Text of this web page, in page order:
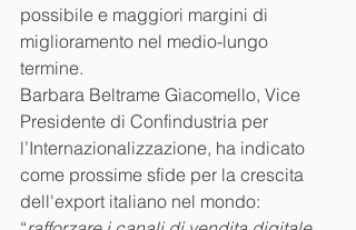
possibile e maggiori margini di
migliora­mento nel medio-lungo
termine.
Barbara Beltrame Giacomello, Vice
Presidente di Confindustria per
l’Internazionalizzazione, ha indicato
come prossime sfide per la crescita
dell'export italiano nel mondo: